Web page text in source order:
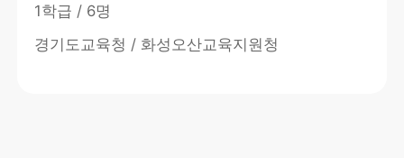
1학급 / 6명
경기도교육청 / 화성오산교육지원청